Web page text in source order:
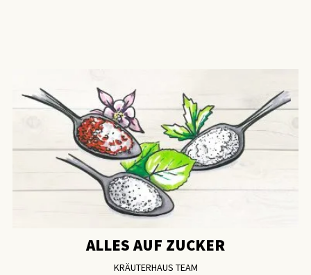
ALLES AUF ZUCKER
KRÄUTERHAUS TEAM